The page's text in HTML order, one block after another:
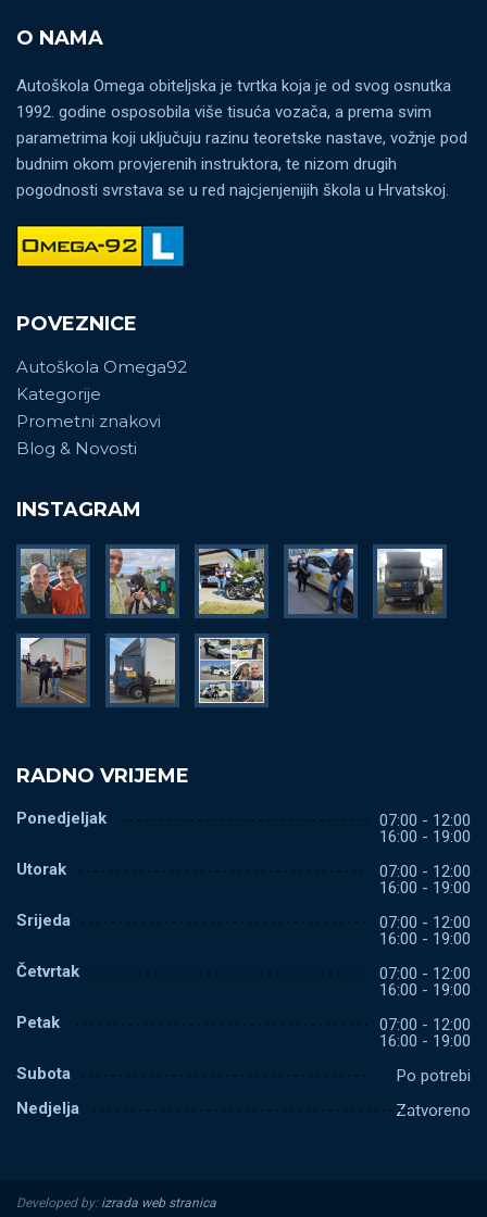
O NAMA
Autoškola Omega obiteljska je tvrtka koja je od svog osnutka
1992. godine osposobila više tisuća vozača, a prema svim
parametrima koji uključuju razinu teoretske nastave, vožnje pod
budnim okom provjerenih instruktora, te nizom drugih
pogodnosti svrstava se u red najcjenjenijih škola u Hrvatskoj.
POVEZNICE
Autoškola Omega92
Kategorije
Prometni znakovi
Blog & Novosti
INSTAGRAM
RADNO VRIJEME
Ponedjeljak
07:00 - 12:00
16:00 - 19:00
Utorak
07:00 - 12:00
16:00 - 19:00
Srijeda
07:00 - 12:00
16:00 - 19:00
Četvrtak
07:00 - 12:00
16:00 - 19:00
Petak
07:00 - 12:00
16:00 - 19:00
Subota
Po potrebi
Nedjelja
Zatvoreno
Developed by: izrada web stranica